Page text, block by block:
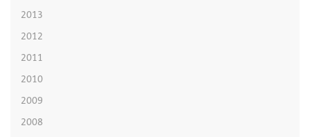
2013
2012
2011
2010
2009
2008